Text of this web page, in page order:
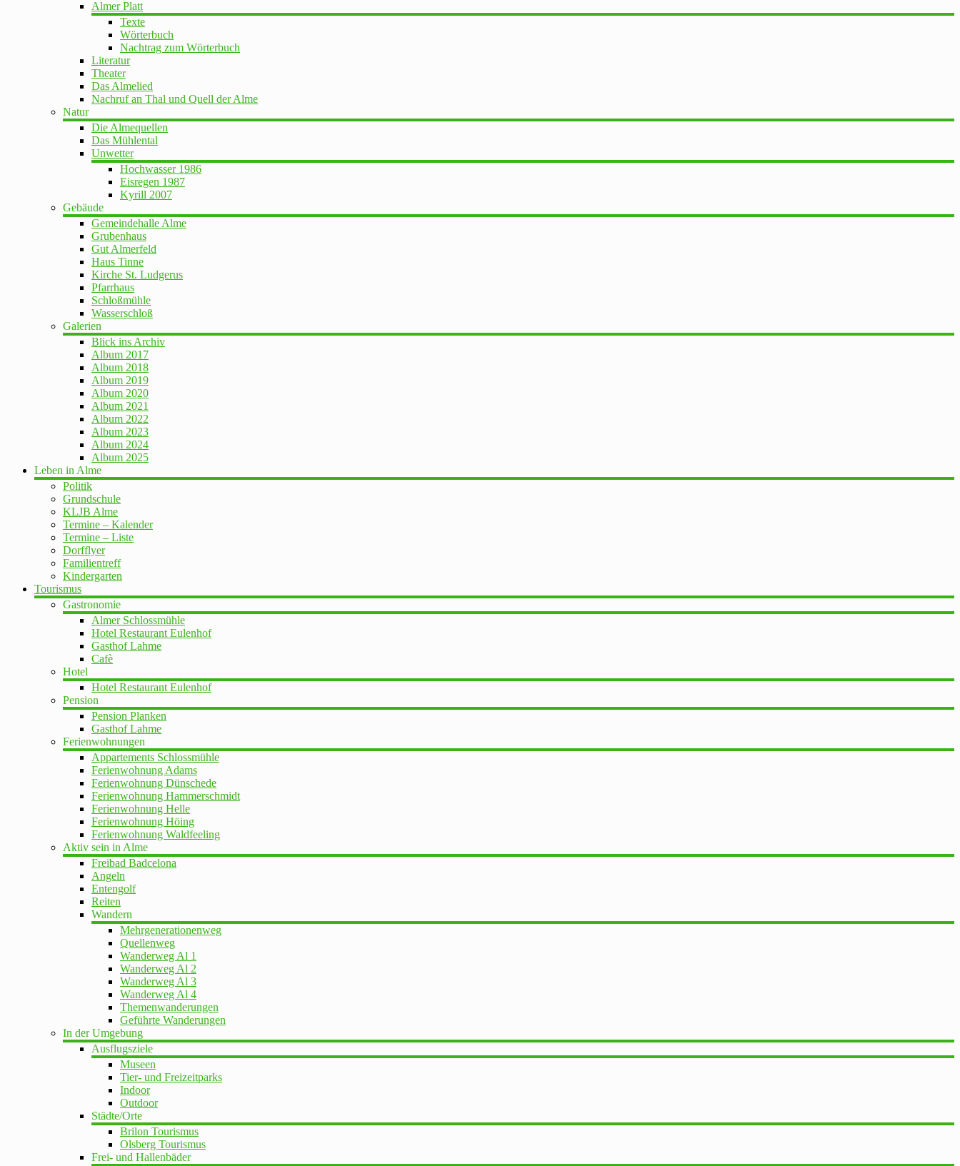
Almer Platt
Texte
Wörterbuch
Nachtrag zum Wörterbuch
Literatur
Theater
Das Almelied
Nachruf an Thal und Quell der Alme
Natur
Die Almequellen
Das Mühlental
Unwetter
Hochwasser 1986
Eisregen 1987
Kyrill 2007
Gebäude
Gemeindehalle Alme
Grubenhaus
Gut Almerfeld
Haus Tinne
Kirche St. Ludgerus
Pfarrhaus
Schloßmühle
Wasserschloß
Galerien
Blick ins Archiv
Album 2017
Album 2018
Album 2019
Album 2020
Album 2021
Album 2022
Album 2023
Album 2024
Album 2025
Leben in Alme
Politik
Grundschule
KLJB Alme
Termine – Kalender
Termine – Liste
Dorfflyer
Familientreff
Kindergarten
Tourismus
Gastronomie
Almer Schlossmühle
Hotel Restaurant Eulenhof
Gasthof Lahme
Cafè
Hotel
Hotel Restaurant Eulenhof
Pension
Pension Planken
Gasthof Lahme
Ferienwohnungen
Appartements Schlossmühle
Ferienwohnung Adams
Ferienwohnung Dünschede
Ferienwohnung Hammerschmidt
Ferienwohnung Helle
Ferienwohnung Höing
Ferienwohnung Waldfeeling
Aktiv sein in Alme
Freibad Badcelona
Angeln
Entengolf
Reiten
Wandern
Mehrgenerationenweg
Quellenweg
Wanderweg Al 1
Wanderweg Al 2
Wanderweg Al 3
Wanderweg Al 4
Themenwanderungen
Geführte Wanderungen
In der Umgebung
Ausflugsziele
Museen
Tier- und Freizeitparks
Indoor
Outdoor
Städte/Orte
Brilon Tourismus
Olsberg Tourismus
Frei- und Hallenbäder